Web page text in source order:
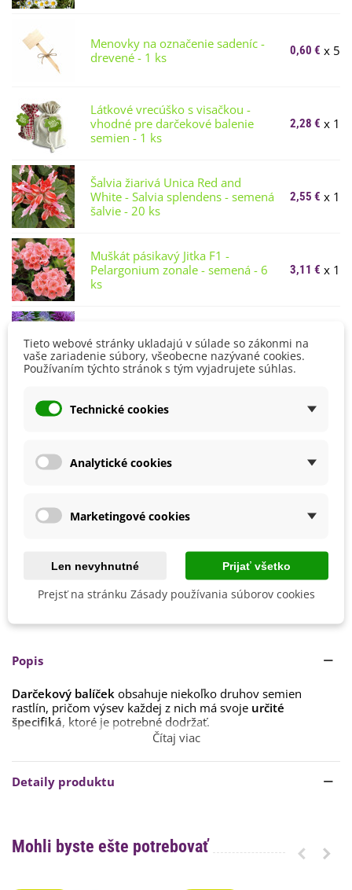
Menovky na označenie sadeníc -
drevené - 1 ks
0,60 € x 5
Látkové vrecúško s visačkou -
vhodné pre darčekové balenie
semien - 1 ks
2,28 € x 1
Šalvia žiarivá Unica Red and
White - Salvia splendens - semená
šalvie - 20 ks
2,55 € x 1
Muškát pásikavý Jitka F1 -
Pelargonium zonale - semená - 6
ks
3,11 € x 1
Callistephus chinensis - semená
astry - 50 ks
1,46 €
Tuhý korienok - bylinná čajová
4,62 €
Nemáme na sklade
Upozorníme vás, keď bude produkt skladom. Vložte váš e-
Obľúbené
Popis
Darčekový balíček obsahuje niekoľko druhov semien
rastlín, pričom výsev každej z nich má svoje určité
špecifiká, ktoré je potrebné dodržať.
v balíčku obsahujú vo svojom detaile
podrobný návod na ichúspešné pestovanie.
Darčekové balenie môže byť látkové alebo jutové, podľa
Fotografia obsahu balíčka je ibailustratívna.
Čítaj viac
Detaily produktu
Mohli byste ešte potrebovať
Tieto webové stránky ukladajú v súlade so zákonmi na
vaše zariadenie súbory, všeobecne nazývané cookies.
Používaním týchto stránok s tým vyjadrujete súhlas.
Technické cookies
Analytické cookies
Marketingové cookies
Len nevyhnutné Prijať všetko
Prejsť na stránku Zásady používania súborov cookies